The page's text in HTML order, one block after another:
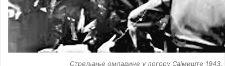
​Стрељање омладине у логору Сајмиште 1943.